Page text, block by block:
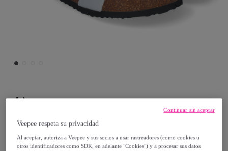
Ainy
Sandalia de Mujer Planos Material Bio, Pala
Fina, Comodas y Elegantes
Veepee respeta su privacidad
Al aceptar, autoriza a Veepee y sus socios a usar rastreadores (como cookies u
otros identificadores como SDK, en adelante "Cookies") y a procesar sus datos
Continuar sin aceptar